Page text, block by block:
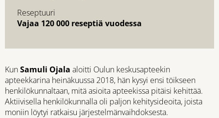
Reseptuuri
Vajaa 120 000 reseptiä vuodessa
KunSamuli Ojala aloitti Oulun keskusapteekin
apteekkarina heinäkuussa 2018, hän kysyi ensi töikseen
henkilökunnaltaan, mitä asioita apteekissa pitäisi kehittää.
Aktiivisella henkilökunnalla oli paljon kehitysideoita, joista
moniin löytyi ratkaisu järjestelmänvaihdoksesta.